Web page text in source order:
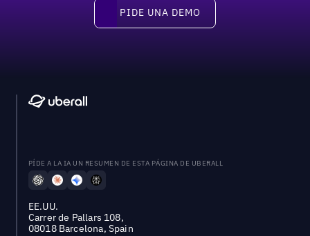
Pide una demo
PIDE UNA DEMO
PÍDE A LA IA UN RESUMEN DE ESTA PÁGINA DE UBERALL
EE.UU.
Carrer de Pallars 108,
08018 Barcelona, Spain